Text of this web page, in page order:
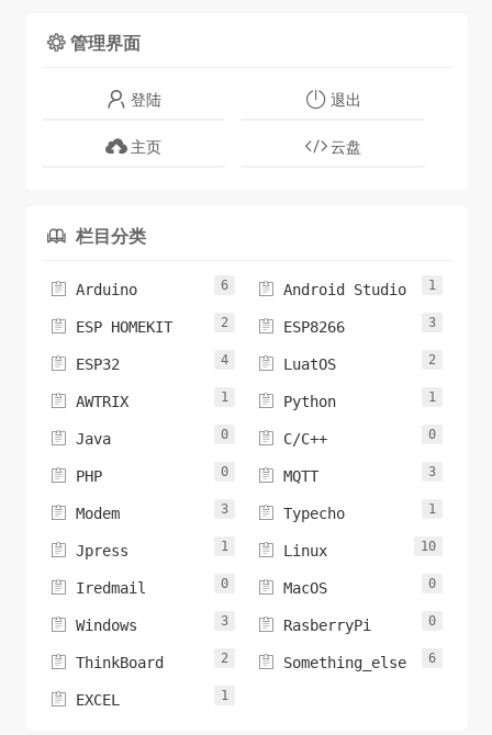
 管理界面
登陆 退出
主页 云盘
 栏目分类
 Arduino 6  Android Studio 1
 ESP HOMEKIT 2  ESP8266 3
 ESP32 4  LuatOS 2
 AWTRIX 1  Python 1
 Java 0  C/C++ 0
 PHP 0  MQTT 3
 Modem 3  Typecho 1
 Jpress 1  Linux 10
 Iredmail 0  MacOS 0
 Windows 3  RasberryPi 0
 ThinkBoard 2  Something_else 6
 EXCEL 1